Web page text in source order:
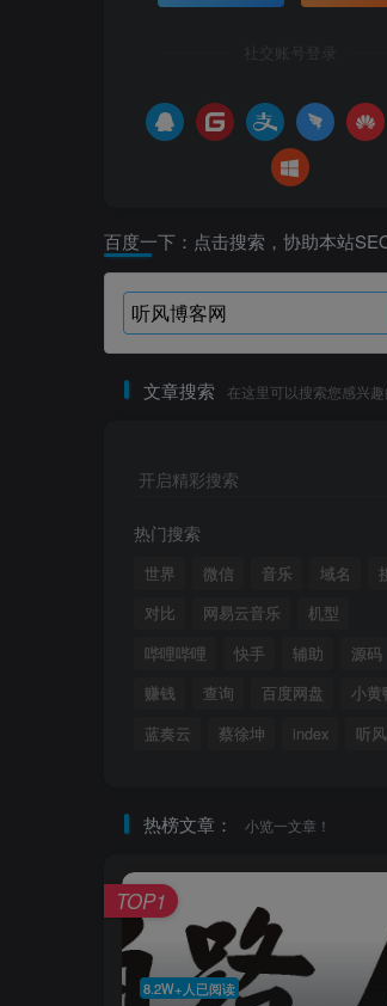
社交账号登录
百度一下：点击搜索，协助本站
文章搜索 在这里可以搜索您感兴趣
开启精彩搜索
热门搜索
世界 微信 音乐 域名
对比
网易云音乐
机型
哔哩哔哩
快手 辅助
源码
赚钱
查询 百度网盘
小黄
蓝奏云
蔡徐坤 index 听风
热榜文章： 小览一文章！
8.2W+人已阅读
TOP1